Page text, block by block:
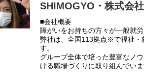
弊社グループのサービス管理責
負荷を減らす工夫をしております
・支援費請求は行いません。代
・個別支援計画、ケース記録を
PC１つで管理できる体制となっ
・行政への変更届等の提出書類
正直できるか自信のない方でも
SHIMOGYO・株式会
■会社概要
障がいをお持ちの方々が一般就
弊社は、全国113拠点※で福祉・
す。
グループ全体で培った豊富なノ
ける職場づくりに取り組んでいま